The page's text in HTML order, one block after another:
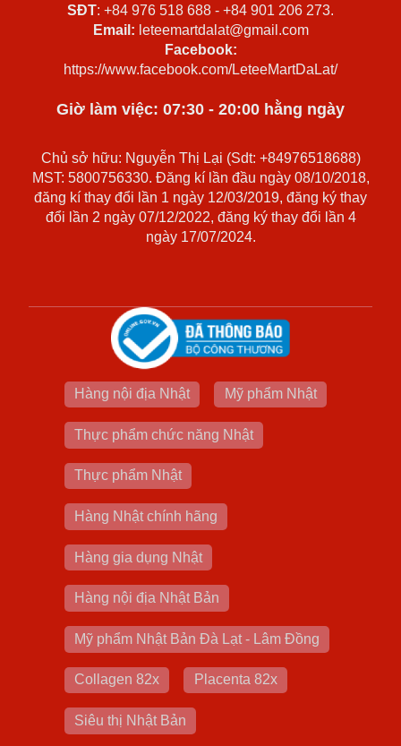
SĐT: +84 976 518 688 - +84 901 206 273.
Email: leteemartdalat@gmail.com
Facebook:
https://www.facebook.com/LeteeMartDaLat/
Giờ làm việc: 07:30 - 20:00 hằng ngày
Chủ sở hữu: Nguyễn Thị Lại (Sdt: +84976518688)
MST: 5800756330. Đăng kí lần đầu ngày 08/10/2018,
đăng kí thay đổi lần 1 ngày 12/03/2019, đăng ký thay
đổi lần 2 ngày 07/12/2022, đăng ký thay đổi lần 4
ngày 17/07/2024.
Hàng nội địa Nhật Mỹ phẩm Nhật
Thực phẩm chức năng Nhật
Thực phẩm Nhật
Hàng Nhật chính hãng
Hàng gia dụng Nhật
Hàng nội địa Nhật Bản
Mỹ phẩm Nhật Bản Đà Lạt - Lâm Đồng
Collagen 82x Placenta 82x
Siêu thị Nhật Bản